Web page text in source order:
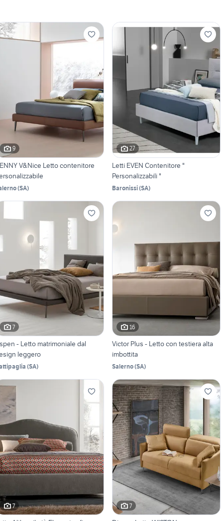
9
V&Nice Letto contenitore
(SA)
27
Letti EVEN Contenitore "
Personalizzabili "
Baronissi(SA)
7
- Letto matrimoniale dal
leggero
(SA)
16
Victor Plus - Letto con testiera alta
imbottita
Salerno(SA)
7 7